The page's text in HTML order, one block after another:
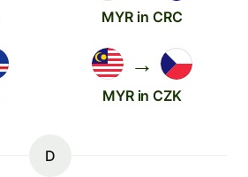
MYR in CRC
→
MYR in CZK
D